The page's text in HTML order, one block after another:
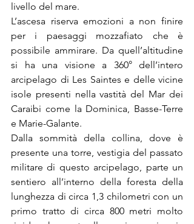
livello del mare.
L’ascesa riserva emozioni a non finire
per i paesaggi mozzafiato che è
possibile ammirare. Da quell’altitudine
si ha una visione a 360° dell’intero
arcipelago di Les Saintes e delle vicine
isole presenti nella vastità del Mar dei
Caraibi come la Dominica, Basse-Terre
e Marie-Galante.
Dalla sommità della collina, dove è
presente una torre, vestigia del passato
militare di questo arcipelago, parte un
sentiero all’interno della foresta della
lunghezza di circa 1,3 chilometri con un
primo tratto di circa 800 metri molto